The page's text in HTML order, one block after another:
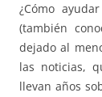
¿Cómo
(también
dejado al
las noticias,
llevan años